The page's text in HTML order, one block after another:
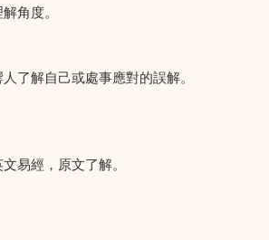
角度。
了解自己或處事應對的誤解。
易經，原文了解。